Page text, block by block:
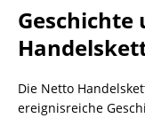
Die Netto
ereignisreiche